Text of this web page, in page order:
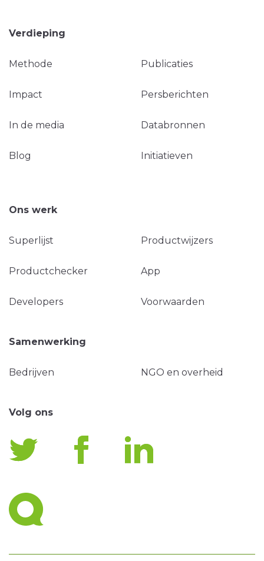
Verdieping
Methode Publicaties
Impact Persberichten
In de media Databronnen
Blog Initiatieven
Ons werk
Superlijst Productwijzers
Productchecker App
Developers Voorwaarden
Samenwerking
Bedrijven NGO en overheid
Volg ons